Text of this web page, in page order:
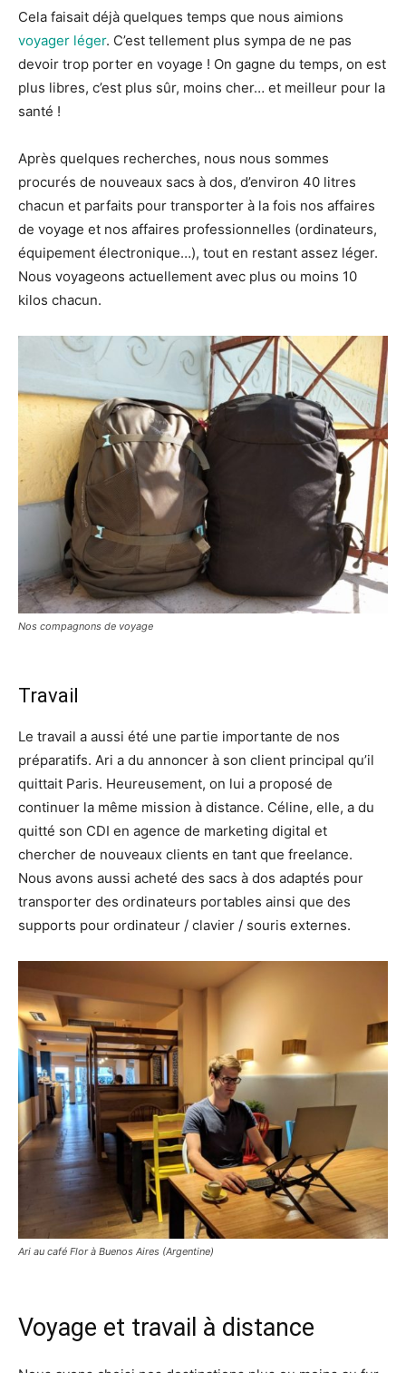
Cela faisait déjà quelques temps que nous aimions
voyager léger. C’est tellement plus sympa de ne pas
devoir trop porter en voyage ! On gagne du temps, on est
plus libres, c’est plus sûr, moins cher… et meilleur pour la
santé !
Après quelques recherches, nous nous sommes
procurés de nouveaux sacs à dos, d’environ 40 litres
chacun et parfaits pour transporter à la fois nos affaires
de voyage et nos affaires professionnelles (ordinateurs,
équipement électronique…), tout en restant assez léger.
Nous voyageons actuellement avec plus ou moins 10
kilos chacun.
Nos compagnons de voyage
Travail
Le travail a aussi été une partie importante de nos
préparatifs. Ari a du annoncer à son client principal qu’il
quittait Paris. Heureusement, on lui a proposé de
continuer la même mission à distance. Céline, elle, a du
quitté son CDI en agence de marketing digital et
chercher de nouveaux clients en tant que freelance.
Nous avons aussi acheté des sacs à dos adaptés pour
transporter des ordinateurs portables ainsi que des
supports pour ordinateur / clavier / souris externes.
Ari au café Flor à Buenos Aires (Argentine)
Voyage et travail à distance